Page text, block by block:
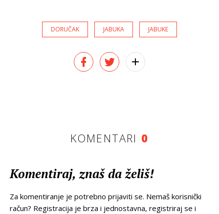
DORUČAK JABUKA JABUKE
KOMENTARI 0
Komentiraj, znaš da želiš!
Za komentiranje je potrebno prijaviti se. Nemaš korisnički
račun? Registracija je brza i jednostavna, registriraj se i